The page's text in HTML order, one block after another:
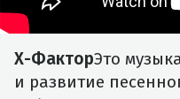
Х-ФакторЭто
и развитие